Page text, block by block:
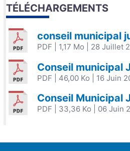
TÉLÉCHARGEMENTS
conseil municipal
PDF | 1,17 Mo | 28 Juillet
Conseil municipal
PDF | 46,00 Ko | 16 Juin
Conseil Municipal
PDF | 33,36 Ko | 06 Juin